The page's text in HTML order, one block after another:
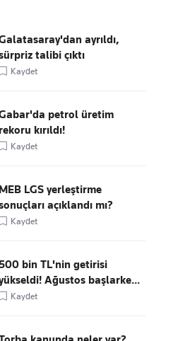
olun, gündemi
ayrıldı,
talibi çıktı
Kaydet
petrol üretim
rekoru kırıldı!
Kaydet
MEB LGS yerleştirme
açıklandı mı?
Kaydet
bin TL'nin getirisi
Ağustos başlarke...
Kaydet